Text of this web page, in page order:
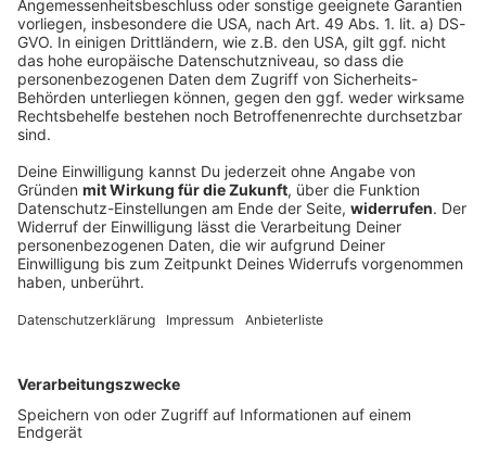
trotzdem knapp Rekord
Der Münchner Apnoetaucher Minja Marinković taucht
mit einem Atemzug auf 85 Meter – doch der Rekord
bleibt knapp unerreicht. Warum der Versuch nicht
DEINE GEMERKTEN ARTIKEL